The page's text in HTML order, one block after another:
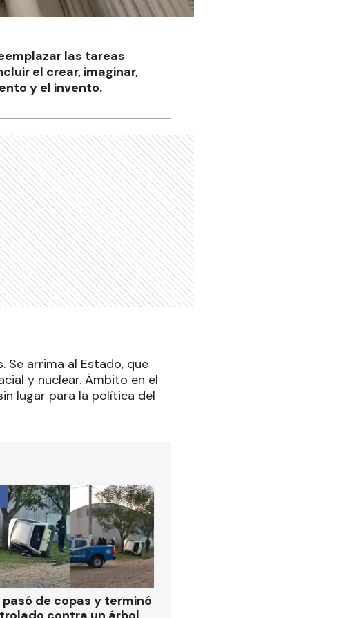
las tareas
el crear, imaginar,
y el invento.
arrima al Estado, que
y nuclear. Ámbito en el
lugar para la política del
pasó de copas y terminó